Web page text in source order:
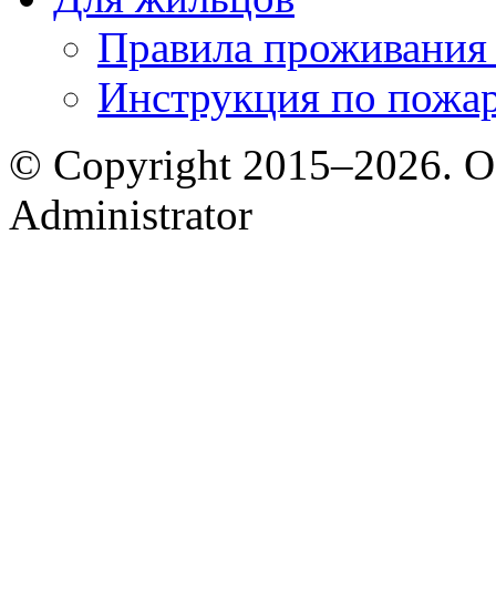
Правила
Инструкция по
© Copyright 2015–2026.
Administrator